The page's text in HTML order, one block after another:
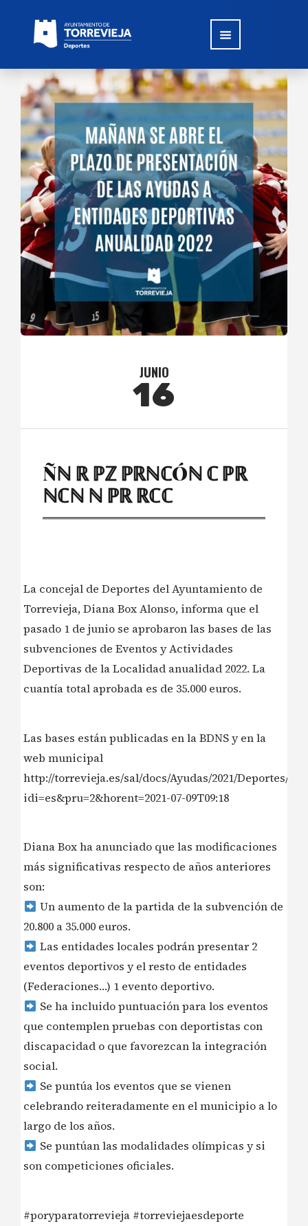
JUNIO
16
Ñℕ ℝ ℙℤ ℙℝℕℂÓℕ ℂ ℙℝ
ℕℂℕ ℕ ℙℝ ℝℂℂ
La concejal de Deportes del Ayuntamiento de
Torrevieja, Diana Box Alonso, informa que el
pasado 1 de junio se aprobaron las bases de las
subvenciones de Eventos y Actividades
Deportivas de la Localidad anualidad 2022. La
cuantía total aprobada es de 35.000 euros.
Las bases están publicadas en la BDNS y en la
web municipal
http://torrevieja.es/sal/docs/Ayudas/2021/Deportes/
idi=es&pru=2&horent=2021-07-09T09:18
Diana Box ha anunciado que las modificaciones
más significativas respecto de años anteriores
son:
Un aumento de la partida de la subvención de
20.800 a 35.000 euros.
Las entidades locales podrán presentar 2
eventos deportivos y el resto de entidades
(Federaciones…) 1 evento deportivo.
Se ha incluido puntuación para los eventos
que contemplen pruebas con deportistas con
discapacidad o que favorezcan la integración
social.
Se puntúa los eventos que se vienen
celebrando reiteradamente en el municipio a lo
largo de los años.
Se puntúan las modalidades olímpicas y si
son competiciones oficiales.
#poryparatorrevieja #torreviejaesdeporte